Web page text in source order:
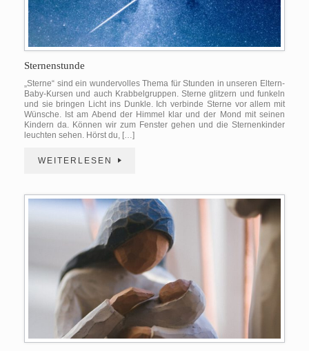
Sternenstunde
„Sterne“ sind ein wundervolles Thema für Stunden in unseren Eltern-
Baby-Kursen und auch Krabbelgruppen. Sterne glitzern und funkeln
und sie bringen Licht ins Dunkle. Ich verbinde Sterne vor allem mit
Wünsche. Ist am Abend der Himmel klar und der Mond mit seinen
Kindern da. Können wir zum Fenster gehen und die Sternenkinder
leuchten sehen. Hörst du, […]
WEITERLESEN